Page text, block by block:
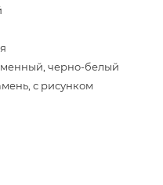
черно-белый
с рисунком